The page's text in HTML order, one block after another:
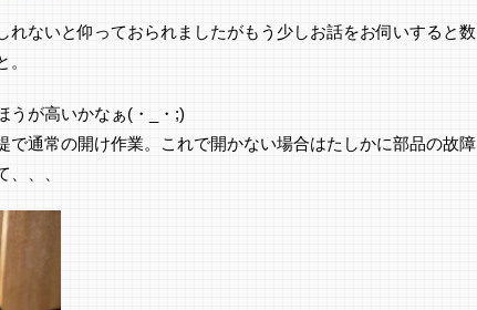
れないと仰っておられましたがもう少しお話をお伺いすると数
うが高いかなぁ(・_・;)
で通常の開け作業。これで開かない場合はたしかに部品の故障
、、